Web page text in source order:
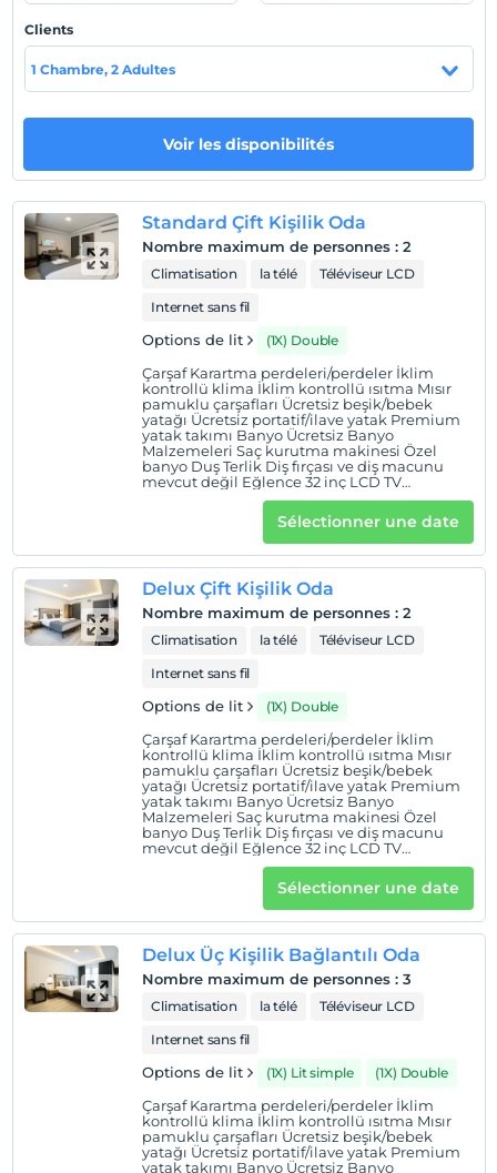
carte
Après 14:00
Vérifier
Avant 12:00
animaux
chambres non fumeur
Les bébés de moins de 2 ne sont pas facturés
1 enfant(s) jusqu'à l'âge de 6 ans par chambre n'est/ne
sont pas facturé(s)
Clients
1 Chambre, 2 Adultes
Voir les disponibilités
Standard Çift Kişilik Oda
Nombre maximum de personnes : 2
Climatisation la télé
Téléviseur LCD
Internet sans fil
Options de lit (1X) Double
Çarşaf Karartma perdeleri/perdeler İklim
kontrollü klima İklim kontrollü ısıtma Mısır
pamuklu çarşafları Ücretsiz beşik/bebek
yatağı Ücretsiz portatif/ilave yatak Premium
yatak takımı Banyo Ücretsiz Banyo
Malzemeleri Saç kurutma makinesi Özel
banyo Duş Terlik Diş fırçası ve diş macunu
mevcut değil Eğlence 32 inç LCD TV
Premium TV kanalları uydu kanalları
televizyon Aile dostu Çocuk kitapları Çocuk
yemek takımı Yüksek sandalye Müzik
Enstrümanları Yiyecek ve içecek Kahve/çay
makinesi Ücretsiz şişe su Minibar (bazı
internet Ücretsiz kablolu İnternet
Sélectionner une date
Delux Çift Kişilik Oda
Nombre maximum de personnes : 2
Climatisation la télé
Téléviseur LCD
Internet sans fil
Options de lit (1X) Double
Çarşaf Karartma perdeleri/perdeler İklim
kontrollü klima İklim kontrollü ısıtma Mısır
pamuklu çarşafları Ücretsiz beşik/bebek
yatağı Ücretsiz portatif/ilave yatak Premium
yatak takımı Banyo Ücretsiz Banyo
Malzemeleri Saç kurutma makinesi Özel
banyo Duş Terlik Diş fırçası ve diş macunu
mevcut değil Eğlence 32 inç LCD TV
Premium TV kanalları uydu kanalları
televizyon Aile dostu Çocuk kitapları Çocuk
yemek takımı Yüksek sandalye Müzik
Enstrümanları Yiyecek ve içecek Kahve/çay
makinesi Ücretsiz şişe su Minibar (bazı
internet Ücretsiz kablolu İnternet
Sélectionner une date
Delux Üç Kişilik Bağlantılı Oda
Nombre maximum de personnes : 3
Climatisation la télé
Téléviseur LCD
Internet sans fil
Options de lit (1X) Lit simple (1X) Double
Çarşaf Karartma perdeleri/perdeler İklim
kontrollü klima İklim kontrollü ısıtma Mısır
pamuklu çarşafları Ücretsiz beşik/bebek
yatağı Ücretsiz portatif/ilave yatak Premium
yatak takımı Banyo Ücretsiz Banyo